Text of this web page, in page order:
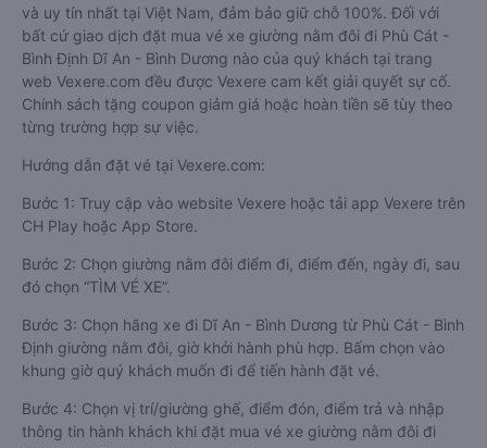
và uy tín nhất tại Việt Nam, đảm bảo giữ chỗ 100%. Đối với
bất cứ giao dịch đặt mua vé xe giường nằm đôi đi Phù Cát -
Bình Định Dĩ An - Bình Dương nào của quý khách tại trang
web Vexere.com đều được Vexere cam kết giải quyết sự cố.
Chính sách tặng coupon giảm giá hoặc hoàn tiền sẽ tùy theo
từng trường hợp sự việc.
Hướng dẫn đặt vé tại Vexere.com:
Bước 1: Truy cập vào website Vexere hoặc tải app Vexere trên
CH Play hoặc App Store.
Bước 2: Chọn giường nằm đôi điểm đi, điểm đến, ngày đi, sau
đó chọn “TÌM VÉ XE”.
Bước 3: Chọn hãng xe đi Dĩ An - Bình Dương từ Phù Cát - Bình
Định giường nằm đôi, giờ khởi hành phù hợp. Bấm chọn vào
khung giờ quý khách muốn đi để tiến hành đặt vé.
Bước 4: Chọn vị trí/giường ghế, điểm đón, điểm trả và nhập
thông tin hành khách khi đặt mua vé xe giường nằm đôi đi